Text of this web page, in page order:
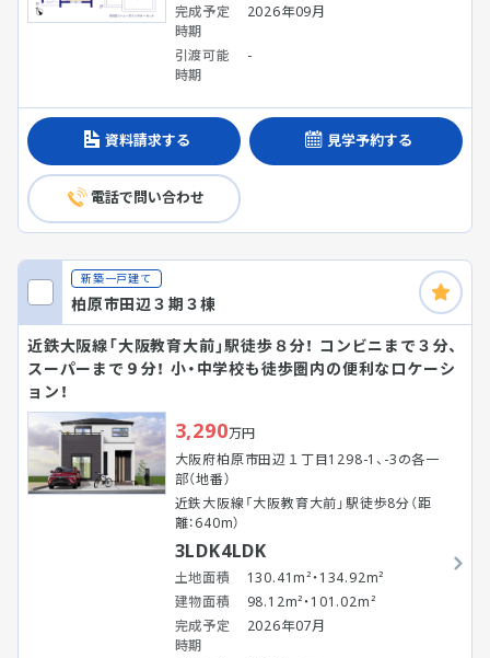
完成予定
時期
2026年09月
引渡可能
時期
-
資料請求する 見学予約する
電話で問い合わせ
新築一戸建て
柏原市田辺３期３棟
近鉄大阪線「大阪教育大前」駅徒歩８分！ コンビニまで３分、
スーパーまで９分！ 小・中学校も徒歩圏内の便利なロケーシ
ョン！
3,290万円
大阪府柏原市田辺１丁目1298-1、-3の各一
部（地番）
近鉄大阪線「大阪教育大前」駅徒歩8分（距
離：640m）
3LDK4LDK
土地面積
130.41m²・134.92m²
建物面積
98.12m²・101.02m²
完成予定
時期
2026年07月